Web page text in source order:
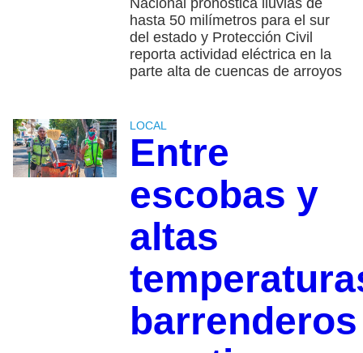
hasta 50 milímetros para el sur
del estado y Protección Civil
reporta actividad eléctrica en la
parte alta de cuencas de arroyos
LOCAL
Entre
escobas y
altas
barrenderos